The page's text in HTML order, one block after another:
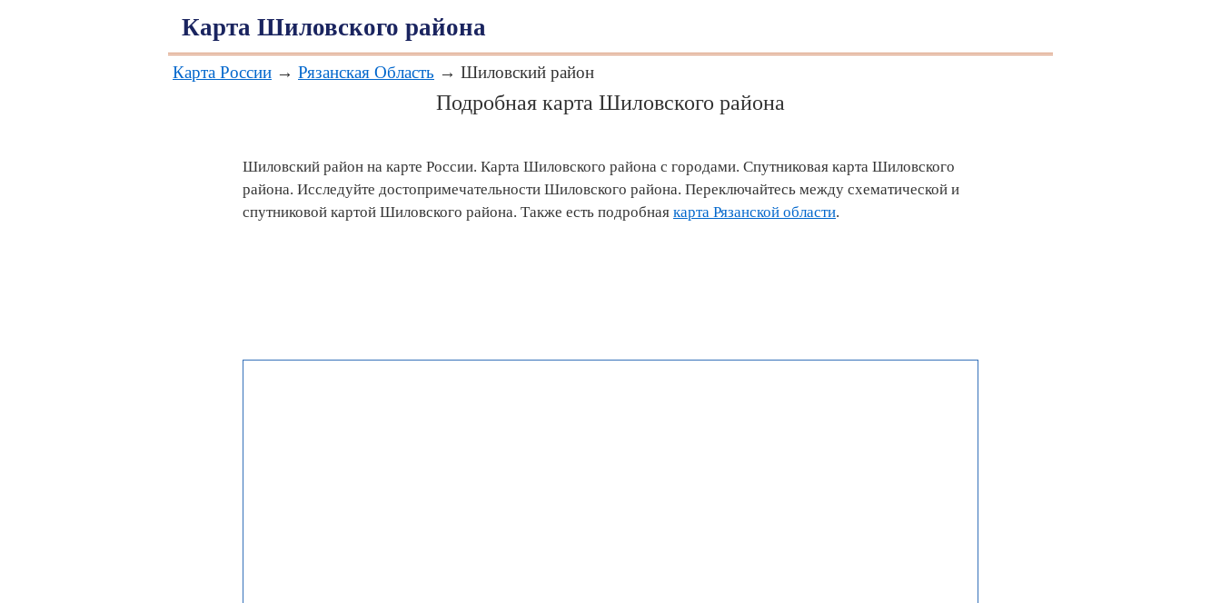
Карта Шиловского района
Карта России → Рязанская Область → Шиловский район
Подробная карта Шиловского района
Шиловский район на карте России. Карта Шиловского района с городами. Спутниковая карта Шиловского
района. Исследуйте достопримечательности Шиловского района. Переключайтесь между схематической и
спутниковой картой Шиловского района. Также есть подробная карта Рязанской области.